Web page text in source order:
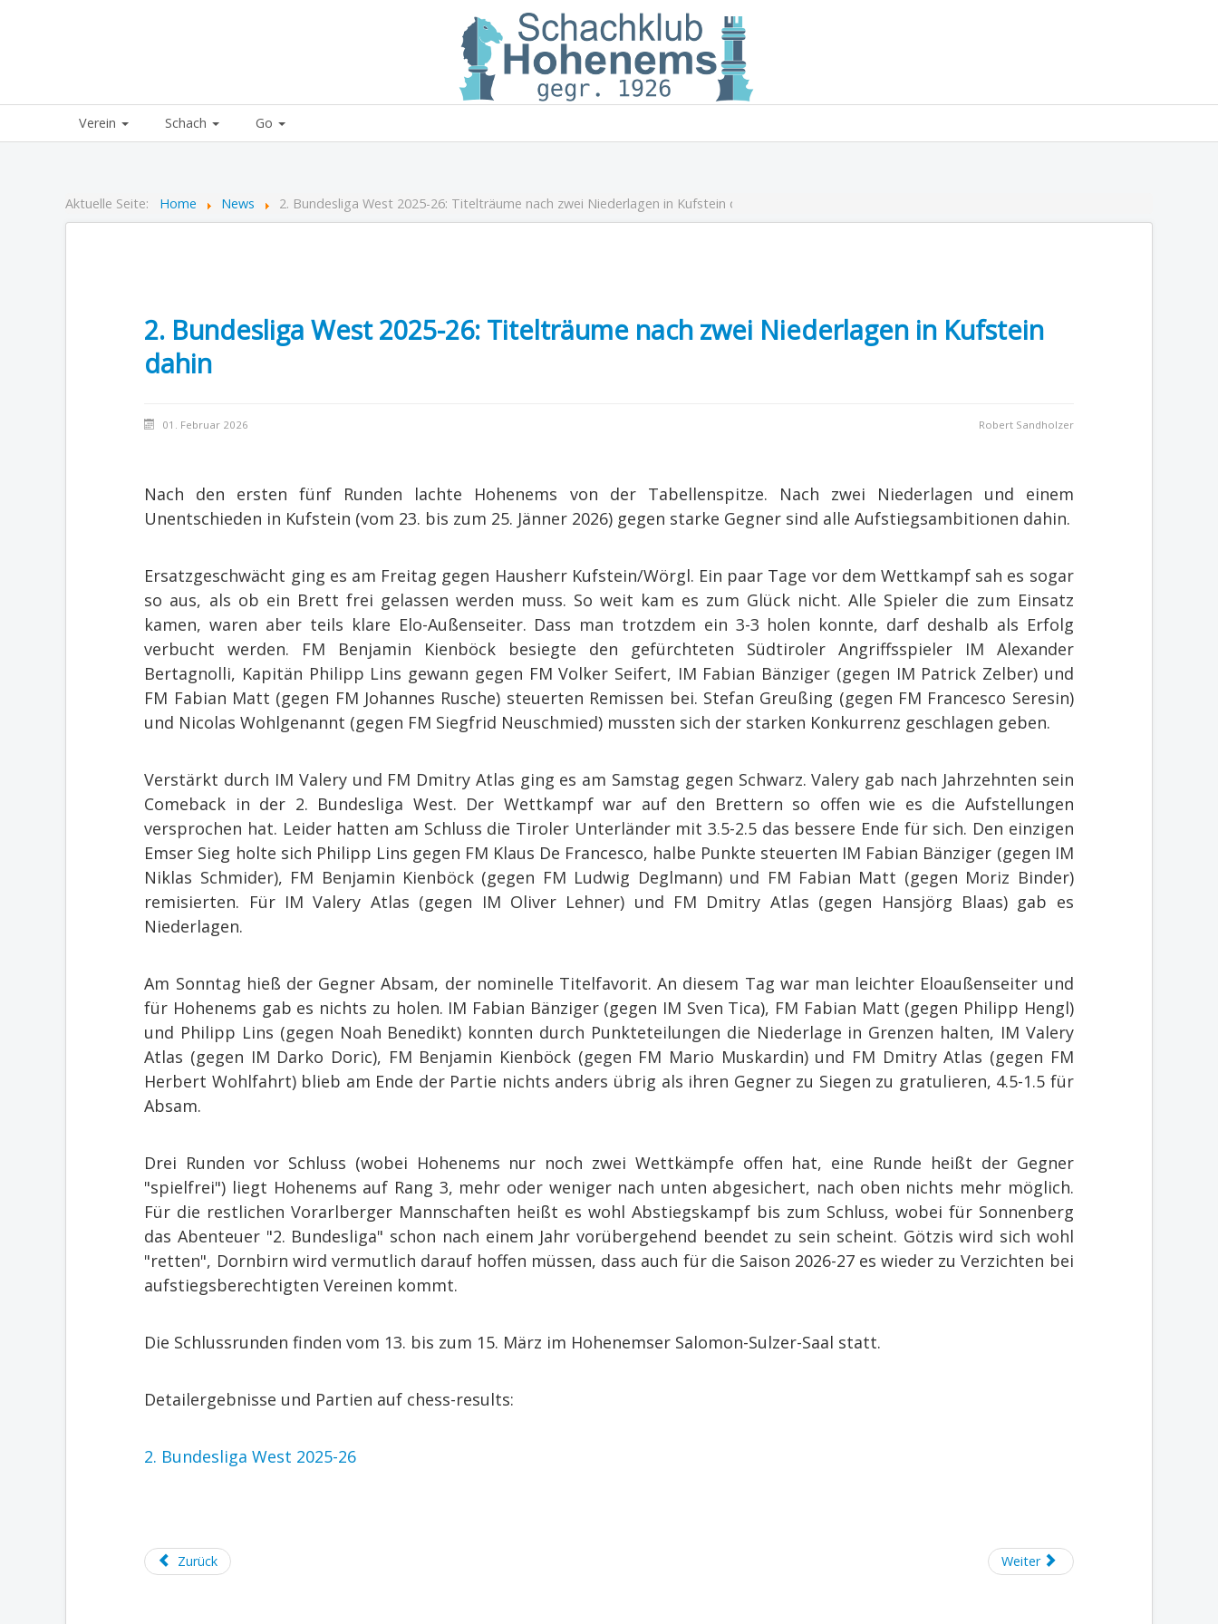
Verein Schach Go
Aktuelle Seite: Home News 2. Bundesliga West 2025-26: Titelträume nach zwei Niederlagen in Kufstein dahin
2. Bundesliga West 2025-26: Titelträume nach zwei Niederlagen in Kufstein
dahin
01. Februar 2026 Robert Sandholzer
Nach den ersten fünf Runden lachte Hohenems von der Tabellenspitze. Nach zwei Niederlagen und einem
Unentschieden in Kufstein (vom 23. bis zum 25. Jänner 2026) gegen starke Gegner sind alle Aufstiegsambitionen dahin.
Ersatzgeschwächt ging es am Freitag gegen Hausherr Kufstein/Wörgl. Ein paar Tage vor dem Wettkampf sah es sogar
so aus, als ob ein Brett frei gelassen werden muss. So weit kam es zum Glück nicht. Alle Spieler die zum Einsatz
kamen, waren aber teils klare Elo-Außenseiter. Dass man trotzdem ein 3-3 holen konnte, darf deshalb als Erfolg
verbucht werden. FM Benjamin Kienböck besiegte den gefürchteten Südtiroler Angriffsspieler IM Alexander
Bertagnolli, Kapitän Philipp Lins gewann gegen FM Volker Seifert, IM Fabian Bänziger (gegen IM Patrick Zelber) und
FM Fabian Matt (gegen FM Johannes Rusche) steuerten Remissen bei. Stefan Greußing (gegen FM Francesco Seresin)
und Nicolas Wohlgenannt (gegen FM Siegfrid Neuschmied) mussten sich der starken Konkurrenz geschlagen geben.
Verstärkt durch IM Valery und FM Dmitry Atlas ging es am Samstag gegen Schwarz. Valery gab nach Jahrzehnten sein
Comeback in der 2. Bundesliga West. Der Wettkampf war auf den Brettern so offen wie es die Aufstellungen
versprochen hat. Leider hatten am Schluss die Tiroler Unterländer mit 3.5-2.5 das bessere Ende für sich. Den einzigen
Emser Sieg holte sich Philipp Lins gegen FM Klaus De Francesco, halbe Punkte steuerten IM Fabian Bänziger (gegen IM
Niklas Schmider), FM Benjamin Kienböck (gegen FM Ludwig Deglmann) und FM Fabian Matt (gegen Moriz Binder)
remisierten. Für IM Valery Atlas (gegen IM Oliver Lehner) und FM Dmitry Atlas (gegen Hansjörg Blaas) gab es
Niederlagen.
Am Sonntag hieß der Gegner Absam, der nominelle Titelfavorit. An diesem Tag war man leichter Eloaußenseiter und
für Hohenems gab es nichts zu holen. IM Fabian Bänziger (gegen IM Sven Tica), FM Fabian Matt (gegen Philipp Hengl)
und Philipp Lins (gegen Noah Benedikt) konnten durch Punkteteilungen die Niederlage in Grenzen halten, IM Valery
Atlas (gegen IM Darko Doric), FM Benjamin Kienböck (gegen FM Mario Muskardin) und FM Dmitry Atlas (gegen FM
Herbert Wohlfahrt) blieb am Ende der Partie nichts anders übrig als ihren Gegner zu Siegen zu gratulieren, 4.5-1.5 für
Absam.
Drei Runden vor Schluss (wobei Hohenems nur noch zwei Wettkämpfe offen hat, eine Runde heißt der Gegner
"spielfrei") liegt Hohenems auf Rang 3, mehr oder weniger nach unten abgesichert, nach oben nichts mehr möglich.
Für die restlichen Vorarlberger Mannschaften heißt es wohl Abstiegskampf bis zum Schluss, wobei für Sonnenberg
das Abenteuer "2. Bundesliga" schon nach einem Jahr vorübergehend beendet zu sein scheint. Götzis wird sich wohl
"retten", Dornbirn wird vermutlich darauf hoffen müssen, dass auch für die Saison 2026-27 es wieder zu Verzichten bei
aufstiegsberechtigten Vereinen kommt.
Die Schlussrunden finden vom 13. bis zum 15. März im Hohenemser Salomon-Sulzer-Saal statt.
Detailergebnisse und Partien auf chess-results:
2. Bundesliga West 2025-26
Zurück Weiter